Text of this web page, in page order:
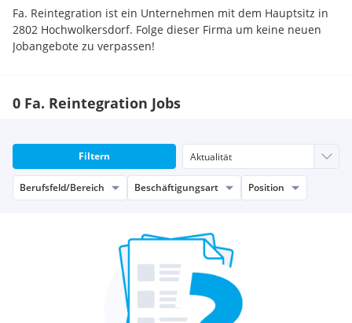
Fa. Reintegration ist ein Unternehmen mit dem Hauptsitz in
2802 Hochwolkersdorf. Folge dieser Firma um keine neuen
Jobangebote zu verpassen!
0 Fa. Reintegration Jobs
Filtern
Berufsfeld/Bereich Beschäftigungsart Position